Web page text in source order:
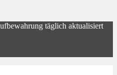
täglich aktualisiert